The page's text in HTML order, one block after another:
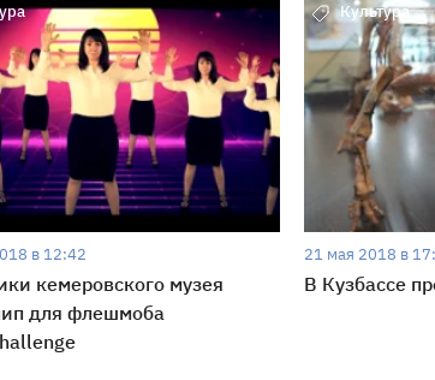
в 12:42
кемеровского музея
для флешмоба
Культура
21 мая 2018 в
В Кузбассе